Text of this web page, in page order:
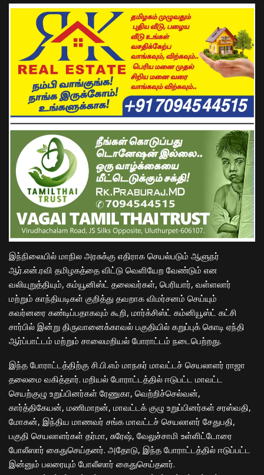
இந்நிலையில் மாநில அரசுக்கு எதிராக செயல்படும் ஆளுநர்
ஆர்.என்.ரவி தமிழகத்தை விட்டு வெளியேற வேண்டும் என
வலியுறுத்தியும், கம்யூனிஸ்ட் தலைவர்கள், பெரியார், வள்ளலார்
மற்றும் காந்தியடிகள் குறித்து தவறாக விமர்சனம் செய்யும்
கவர்னரை கண்டிப்பதாகவும் கூறி, மார்க்சிஸ்ட் கம்னியூஸ்ட் கட்சி
சார்பில் இன்று திருவானைக்காவல் பகுதியில் கறுப்புக் கொடி ஏந்தி
ஆர்ப்பாட்டம் மற்றும் சாலைமறியல் போராட்டம் நடைபெற்றது.
இந்த போராட்டத்திற்கு சி.பி.எம் மாநகர் மாவட்டச் செயலாளர் ராஜா
தலைமை வகித்தார். மறியல் போராட்டத்தில் ஈடுபட்ட மாவட்ட
செயற்குழு உறுப்பினர்கள் ரேணுகா, வெற்றிச்செல்வன்,
கார்த்திகேயன், மணிமாறன், மாவட்டக் குழு உறுப்பினர்கள் சரஸ்வதி,
மோகன், இந்திய மாணவர் சங்க மாவட்டச் செயலாளர் சேதுபதி,
பகுதி செயலாளர்கள் தர்மா, சுரேஷ், வேலுச்சாமி உள்ளிட்டோரை
போலீஸார் கைதுசெய்தனர். அதோடு, இந்த போராட்டத்தில் ஈடுப்பட்ட
இன்னும் பலரையும் போலீஸார் கைதுசெய்தனர்.